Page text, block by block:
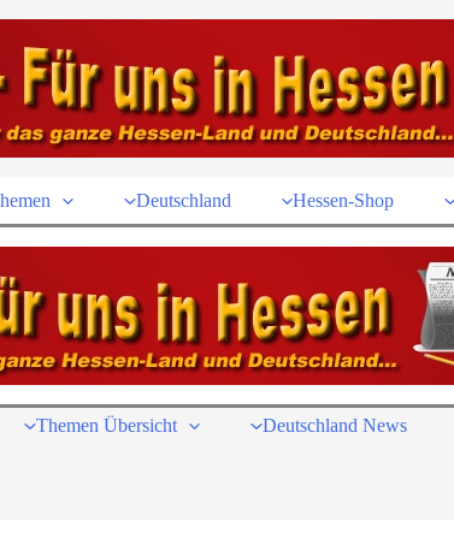
Deutschland Hessen-Shop
Themen Übersicht Deutschland News